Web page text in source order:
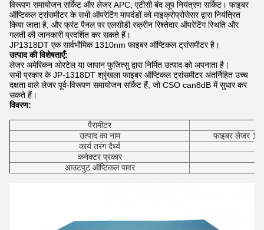
विरूपण समायोजन सर्किट और लेजर APC, एटीसी बंद लूप नियंत्रण सर्किट। फाइबर
ऑप्टिकल ट्रांसमीटर के सभी ऑपरेटिंग मापदंडों को माइक्रोप्रोसेसर द्वारा नियंत्रित
किया जाता है, और फ्रंट पैनल पर एलसीडी स्क्रीन रिश्तेदार ऑपरेटिंग स्थिति और
गलती की जानकारी प्रदर्शित कर सकते हैं।
JP1318DT एक सार्वभौमिक 1310nm फाइबर ऑप्टिकल ट्रांसमीटर है।
उत्पाद की विशेषताएँ:
लेजर अमेरिकन ओरटेल या जापान फुजित्सु द्वारा निर्मित उत्पाद को अपनाता है।
सभी प्रकार के JP-1318DT श्रृंखला फाइबर ऑप्टिकल ट्रांसमीटर अंतर्निहित उच्च
दक्षता वाले लेजर पूर्व-विरूपण समायोजन सर्किट हैं, जो CSO can8dB में सुधार कर
सकते हैं।
विवरण:
पैरामीटर
उत्पाद का नाम
फाइबर लेजर
कार्य तरंग दैर्ध्य
कनेक्टर प्रकार
आउटपुट ऑप्टिकल पावर